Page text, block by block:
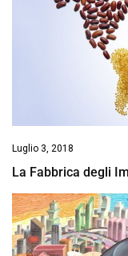
Luglio 3, 2018
La Fabbrica degli